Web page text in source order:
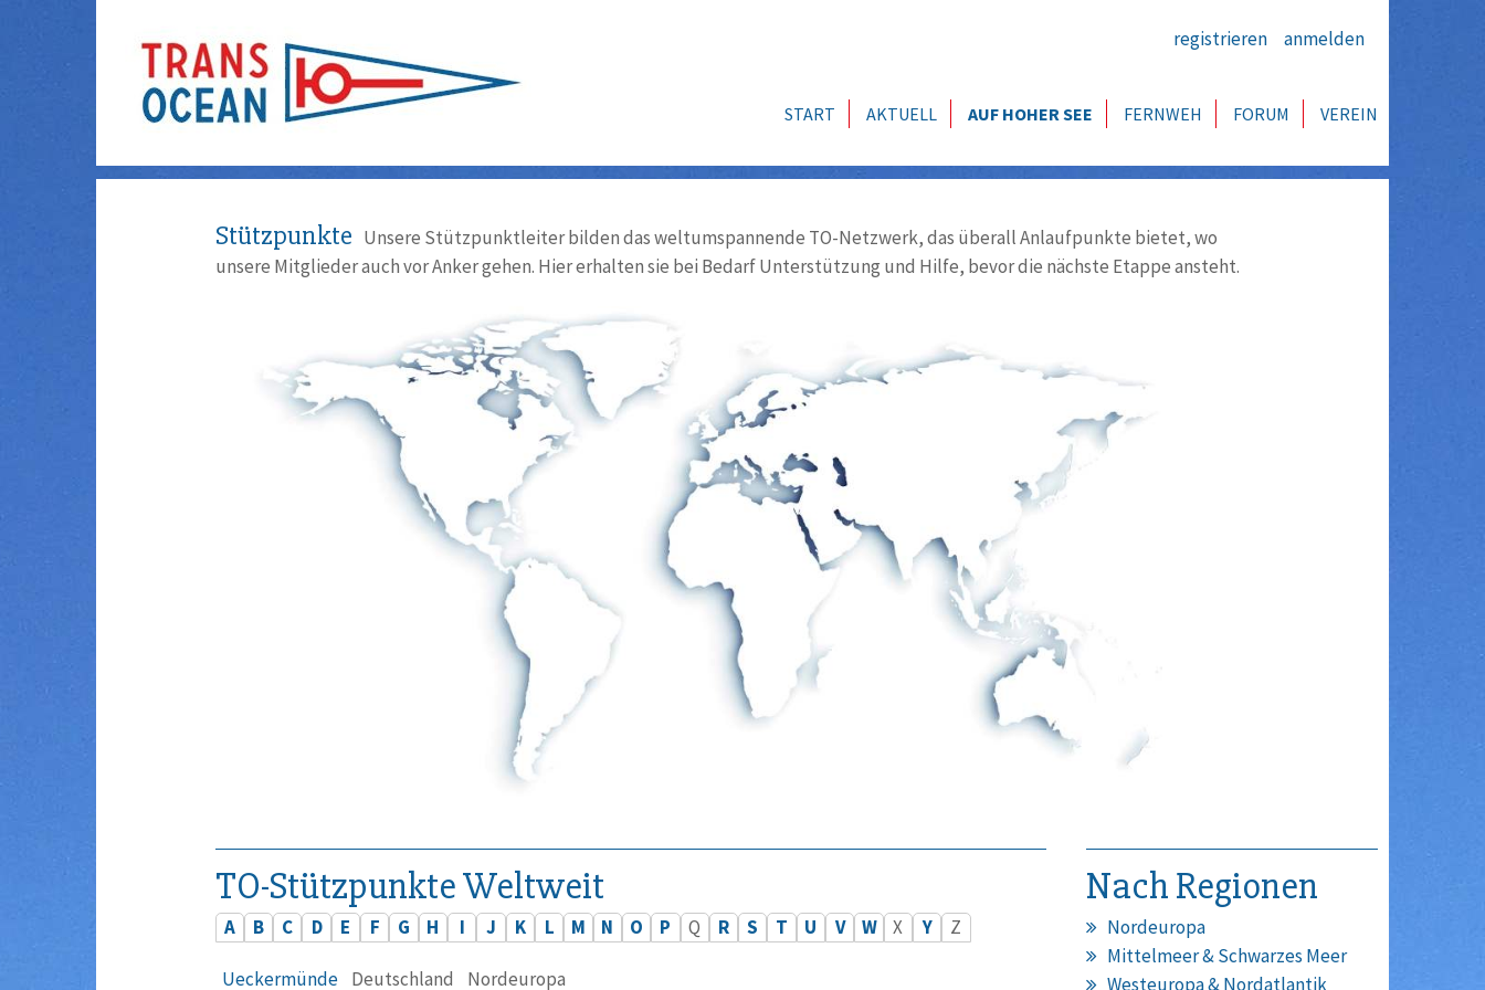
registrieren anmelden
START AKTUELL AUF HOHER SEE FERNWEH FORUM VEREIN
Stützpunkte Unsere Stützpunktleiter bilden das weltumspannende TO-Netzwerk, das überall Anlaufpunkte bietet, wo
unsere Mitglieder auch vor Anker gehen. Hier erhalten sie bei Bedarf Unterstützung und Hilfe, bevor die nächste Etappe ansteht.
TO-Stützpunkte Weltweit
A B C D E F G H I J K L M N O P Q R S T U V W X Y Z
Ueckermünde Deutschland
Nordeuropa
Nach Regionen
Nordeuropa
Mittelmeer & Schwarzes Meer
Westeuropa & Nordatlantik